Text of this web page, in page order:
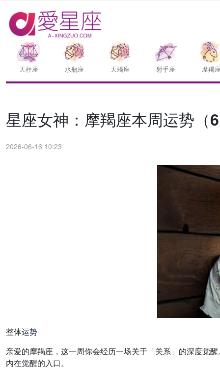
天枰座 水瓶座 天蝎座 射手座 摩羯
星座女神：摩羯座本周运势（
2026-06-16 10:23
整体运势
亲爱的摩羯座，这一周你会经历一场关于「关系」的深度觉
内在觉醒的入口。